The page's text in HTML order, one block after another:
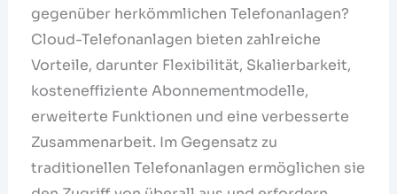
gegenüber herkömmlichen Telefonanlagen?
Cloud-Telefonanlagen bieten zahlreiche
Vorteile, darunter Flexibilität, Skalierbarkeit,
kosteneffiziente Abonnementmodelle,
erweiterte Funktionen und eine verbesserte
Zusammenarbeit. Im Gegensatz zu
traditionellen Telefonanlagen ermöglichen sie